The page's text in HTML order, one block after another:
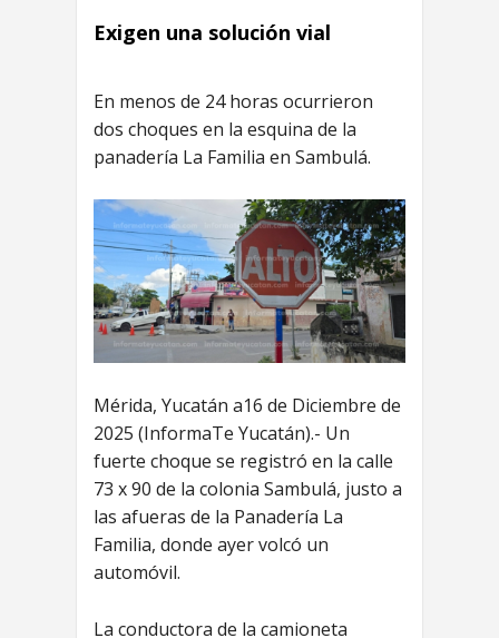
Exigen una solución vial
En menos de 24 horas ocurrieron
dos choques en la esquina de la
panadería La Familia en Sambulá.
Mérida, Yucatán a16 de Diciembre de
2025 (InformaTe Yucatán).- Un
fuerte choque se registró en la calle
73 x 90 de la colonia Sambulá, justo a
las afueras de la Panadería La
Familia, donde ayer volcó un
automóvil.
La conductora de la camioneta